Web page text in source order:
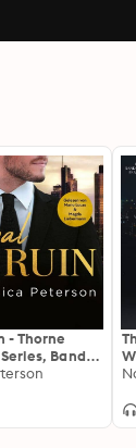
- Thorne
Band 1